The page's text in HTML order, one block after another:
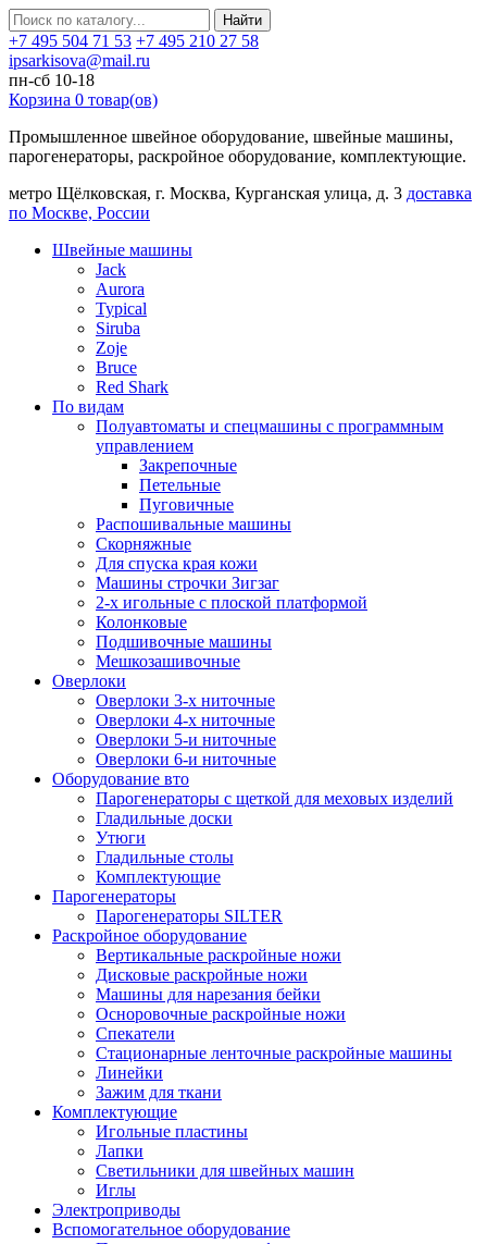
Найти
+7 495 504 71 53 +7 495 210 27 58
ipsarkisova@mail.ru
пн-сб 10-18
Корзина 0 товар(ов)
Промышленное швейное оборудование, швейные машины,
парогенераторы, раскройное оборудование, комплектующие.
метро Щёлковская, г. Москва, Курганская улица, д. 3 доставка
по Москве, России
Швейные машины
Jack
Aurora
Typical
Siruba
Zoje
Bruce
Red Shark
По видам
Полуавтоматы и спецмашины с программным
управлением
Закрепочные
Петельные
Пуговичные
Распошивальные машины
Скорняжные
Для спуска края кожи
Машины строчки Зигзаг
2-х игольные с плоской платформой
Колонковые
Подшивочные машины
Мешкозашивочные
Оверлоки
Оверлоки 3-х ниточные
Оверлоки 4-х ниточные
Оверлоки 5-и ниточные
Оверлоки 6-и ниточные
Оборудование вто
Парогенераторы с щеткой для меховых изделий
Гладильные доски
Утюги
Гладильные столы
Комплектующие
Парогенераторы
Парогенераторы SILTER
Раскройное оборудование
Вертикальные раскройные ножи
Дисковые раскройные ножи
Машины для нарезания бейки
Осноровочные раскройные ножи
Спекатели
Стационарные ленточные раскройные машины
Линейки
Зажим для ткани
Комплектующие
Игольные пластины
Лапки
Светильники для швейных машин
Иглы
Электроприводы
Вспомогательное оборудование